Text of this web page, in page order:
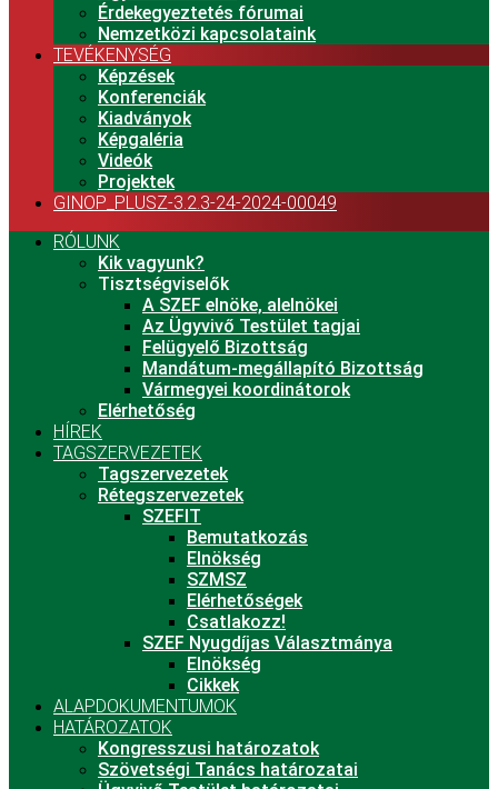
Érdekegyeztetés fórumai
Nemzetközi kapcsolataink
TEVÉKENYSÉG
Képzések
Konferenciák
Kiadványok
Képgaléria
Videók
Projektek
GINOP_PLUSZ-3.2.3-24-2024-00049
RÓLUNK
Kik vagyunk?
Tisztségviselők
A SZEF elnöke, alelnökei
Az Ügyvivő Testület tagjai
Felügyelő Bizottság
Mandátum-megállapító Bizottság
Vármegyei koordinátorok
Elérhetőség
HÍREK
TAGSZERVEZETEK
Tagszervezetek
Rétegszervezetek
SZEFIT
Bemutatkozás
Elnökség
SZMSZ
Elérhetőségek
Csatlakozz!
SZEF Nyugdíjas Választmánya
Elnökség
Cikkek
ALAPDOKUMENTUMOK
HATÁROZATOK
Kongresszusi határozatok
Szövetségi Tanács határozatai